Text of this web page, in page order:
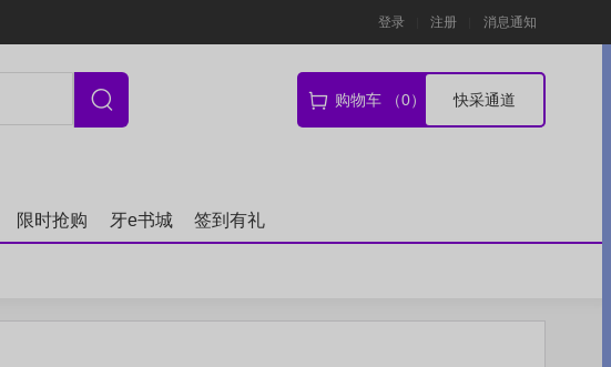
登录 注册 消息通知
购物车 （0） 快采通道
限时抢购 牙e书城 签到有礼